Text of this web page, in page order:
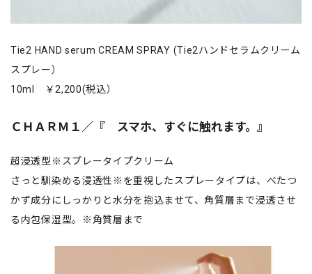
Tie2 HAND serum CREAM SPRAY (Tie2ハンドセラムクリーム
スプレー）
10ml ￥2,200(税込）
ＣＨＡＲＭ１／『 スマホ、すぐに触れます。』
超浸透型※スプレータイプクリーム
さっと馴染める浸透性※を重視したスプレータイプは、べたつ
かず成分にしっかりと水分を抱込ませて、角質層まで浸透させ
る内包保湿型。※角質層まで